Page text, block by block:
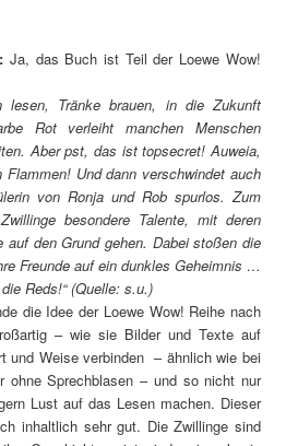
Ja, das Buch ist Teil der Loewe Wow!
lesen, Tränke brauen, in die Zukunft
Rot verleiht manchen Menschen
Aber pst, das ist topsecret! Auweia,
Und dann verschwindet auch
von Ronja und Rob spurlos. Zum
besondere Talente, mit deren
auf den Grund gehen. Dabei stoßen die
Freunde auf ein dunkles Geheimnis …
Reds!“(Quelle: s.u.)
die Idee der Loewe Wow! Reihe nach
– wie sie Bilder und Texte auf
und Weise verbinden – ähnlich wie bei
ohne Sprechblasen – und so nicht nur
Lust auf das Lesen machen. Dieser
inhaltlich sehr gut. Die Zwillinge sind